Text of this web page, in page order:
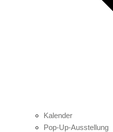
Kalender
Pop-Up-Ausstellung